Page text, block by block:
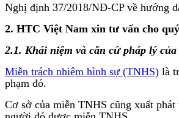
Nghị định 37/2018/NĐ-CP về hướng
2. HTC Việt Nam xin tư vấn cho
2.1. Khái niệm và căn cứ pháp lý
Miễn trách nhiệm hình sự (TNHS) là
phạm đó.
Cơ sở của miễn TNHS cũng xuất